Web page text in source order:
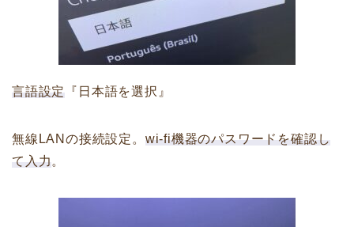
言語設定 『日本語を選択』
無線LANの接続設定。 wi-fi機器のパスワードを確認し
て入力 。